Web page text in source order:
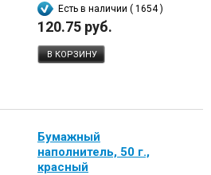
Есть в наличии ( 1654 )
120.75 руб.
В КОРЗИНУ
Бумажный
наполнитель, 50 г.,
красный